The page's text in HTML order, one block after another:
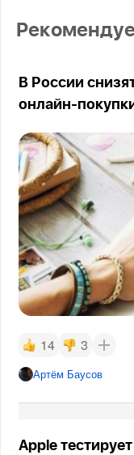
В России
онлайн-
14 3
Артём Баусов
Apple